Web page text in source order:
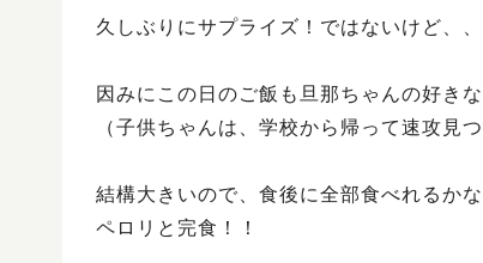
久しぶりにサプライズ！ではないけど、
因みにこの日のご飯も旦那ちゃんの好き
（子供ちゃんは、学校から帰って速攻見
結構大きいので、食後に全部食べれるか
ペロリと完食！！